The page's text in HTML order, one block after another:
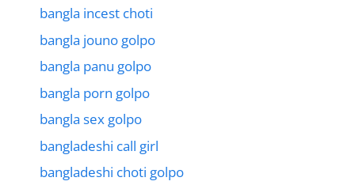
bangla incest choti
bangla jouno golpo
bangla panu golpo
bangla porn golpo
bangla sex golpo
bangladeshi call girl
bangladeshi choti golpo